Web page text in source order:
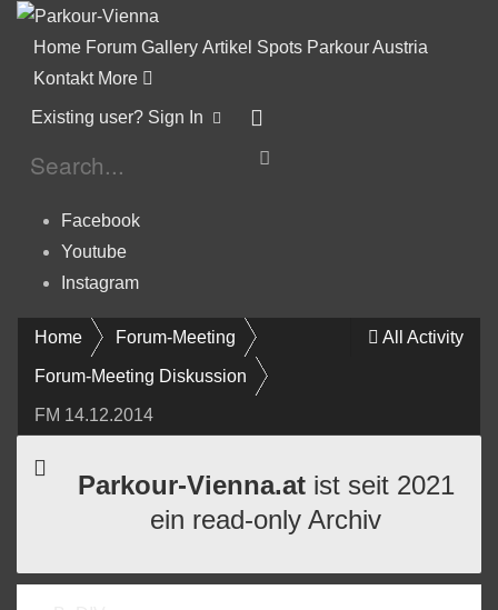
Home Forum Gallery Artikel Spots Parkour Austria
Kontakt More
Existing user? Sign In
Facebook
Youtube
Instagram
All Activity
Home Forum-Meeting
Forum-Meeting Diskussion
FM 14.12.2014
Parkour-Vienna.atist seit 2021
ein read-only Archiv